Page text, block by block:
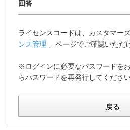
ライセンスコードは、カスタマー
ンス管理 」ページでご確認いただ
※ログインに必要なパスワードを
らパスワードを再発行してください
戻る